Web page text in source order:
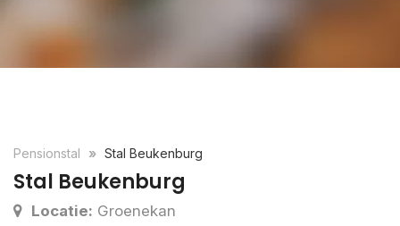
Pensionstal Stal Beukenburg
Stal Beukenburg
Locatie: Groenekan